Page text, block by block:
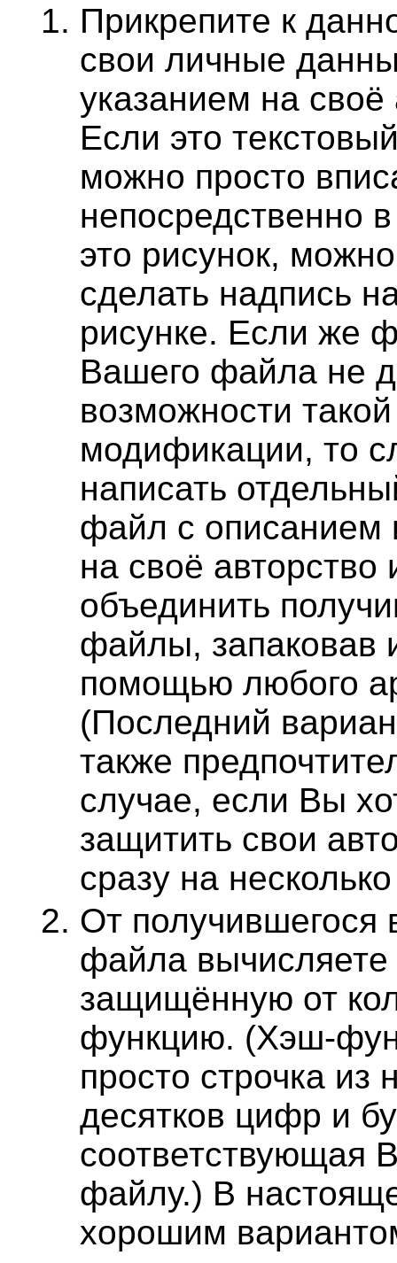
Прикрепите к
свои личные
указанием на своё
Если это
можно просто
непосредственно
это рисунок,
сделать надпись
рисунке. Если же
Вашего файла не
возможности такой
модификации, то
написать
файл с описанием
на своё авторство
объединить
файлы, запаковав
помощью любого
(Последний
также
случае, если Вы
защитить свои
сразу на
От получившегося
файла
защищённую от
функцию. (Хэш-
просто строчка из
десятков цифр и
соответствующая
файлу.) В
хорошим